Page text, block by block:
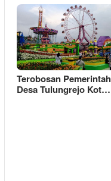
Terobosan Pemerintah
Desa Tulungrejo Kot…